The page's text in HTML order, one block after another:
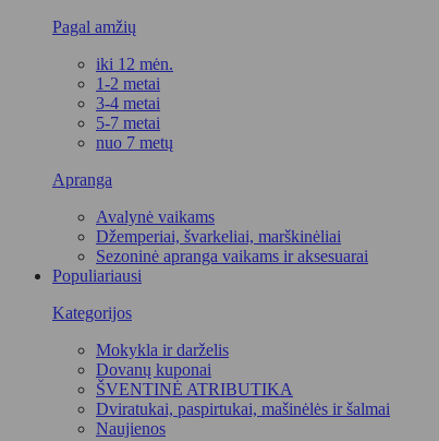
Pagal amžių
iki 12 mėn.
1-2 metai
3-4 metai
5-7 metai
nuo 7 metų
Apranga
Avalynė vaikams
Džemperiai, švarkeliai, marškinėliai
Sezoninė apranga vaikams ir aksesuarai
Populiariausi
Kategorijos
Mokykla ir darželis
Dovanų kuponai
ŠVENTINĖ ATRIBUTIKA
Dviratukai, paspirtukai, mašinėlės ir šalmai
Naujienos